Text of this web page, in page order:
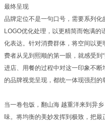
最终呈现
品牌定位不是一句口号，需要系列
LOGO优化处理，以更精简而饱满
化表达。针对消费群体，将空间以
费者从见到熙顺的第一眼，就感受到
进店、用餐的过程中对这一印象不
的品牌视觉呈现，都统一体现强烈的
当一卷包饭，翻山海 越重洋来到异
味。将均衡的美妙发挥到极致，把